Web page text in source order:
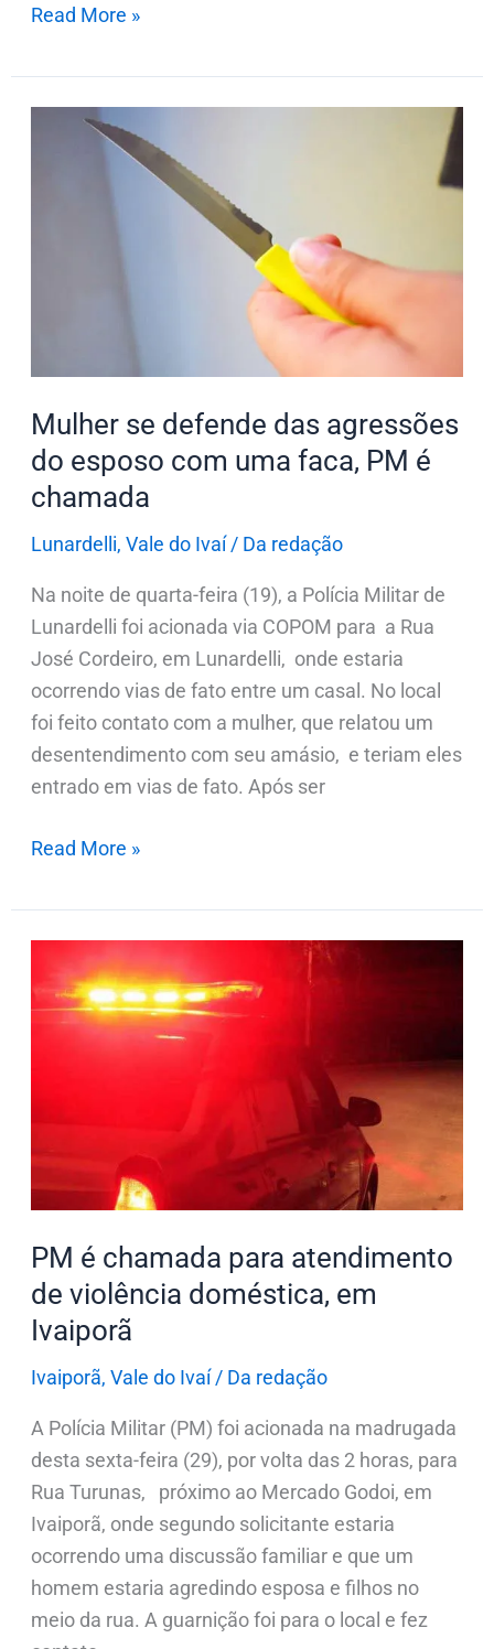
Read More »
Mulher se defende das agressões
do esposo com uma faca, PM é
chamada
Lunardelli, Vale do Ivaí/ Da redação
Na noite de quarta-feira (19), a Polícia Militar de
Lunardelli foi acionada via COPOM para a Rua
José Cordeiro, em Lunardelli, onde estaria
ocorrendo vias de fato entre um casal. No local
foi feito contato com a mulher, que relatou um
desentendimento com seu amásio, e teriam eles
entrado em vias de fato. Após ser
Mulher
uma
faca,
PM
é
chamada
Read More »
PM é chamada para atendimento
de violência doméstica, em
Ivaiporã
Ivaiporã, Vale do Ivaí/ Da redação
A Polícia Militar (PM) foi acionada na madrugada
desta sexta-feira (29), por volta das 2 horas, para
Rua Turunas, próximo ao Mercado Godoi, em
Ivaiporã, onde segundo solicitante estaria
ocorrendo uma discussão familiar e que um
homem estaria agredindo esposa e filhos no
meio da rua. A guarnição foi para o local e fez
é
chamada
violência
doméstica,
em
Ivaiporã